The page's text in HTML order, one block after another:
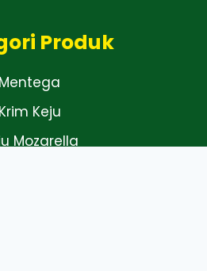
Produk
Mentega
Krim Keju
Mozarella